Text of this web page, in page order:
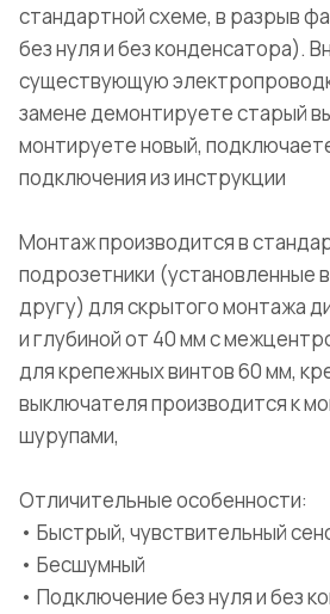
стандартной схеме, в разрыв
без нуля и без конденсатора).
существующую
замене демонтируете старый
монтируете новый,
подключения из инструкции
Монтаж производится в
подрозетники (установленные
другу) для скрытого монтажа
и глубиной от 40 мм с
для крепежных винтов 60 мм,
выключателя производится к
шурупами,
Отличительные особенности:
• Быстрый, чувствительный
• Бесшумный
• Подключение без нуля и без